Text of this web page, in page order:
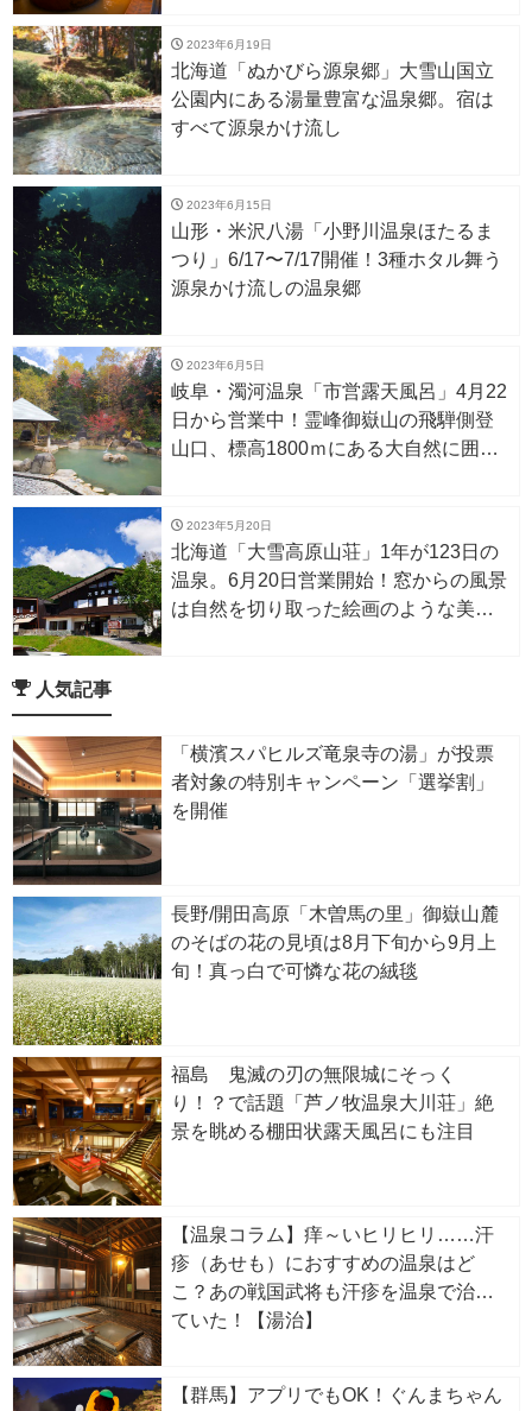
2023年6月19日
北海道「ぬかびら源泉郷」大雪山国立
公園内にある湯量豊富な温泉郷。宿は
すべて源泉かけ流し
2023年6月15日
山形・米沢八湯「小野川温泉ほたるま
つり」6/17〜7/17開催！3種ホタル舞う
源泉かけ流しの温泉郷
2023年6月5日
岐阜・濁河温泉「市営露天風呂」4月22
日から営業中！霊峰御嶽山の飛騨側登
山口、標高1800ｍにある大自然に囲ま
2023年5月20日
北海道「大雪高原山荘」1年が123日の
温泉。6月20日営業開始！窓からの風景
は自然を切り取った絵画のような美し
人気記事
「横濱スパヒルズ竜泉寺の湯」が投票
者対象の特別キャンペーン「選挙割」
を開催
長野/開田高原「木曽馬の里」御嶽山麓
のそばの花の見頃は8月下旬から9月上
旬！真っ白で可憐な花の絨毯
福島 鬼滅の刃の無限城にそっく
り！？で話題「芦ノ牧温泉大川荘」絶
景を眺める棚田状露天風呂にも注目
【温泉コラム】痒～いヒリヒリ……汗
疹（あせも）におすすめの温泉はど
こ？あの戦国武将も汗疹を温泉で治し
ていた！【湯治】
【群馬】アプリでもOK！ぐんまちゃん